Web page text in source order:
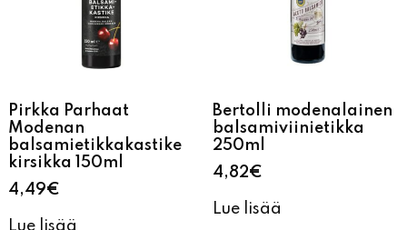
Pirkka Parhaat
Modenan
kirsikka 150ml
4,49€
Lue lisää
Bertolli modenalainen
balsamiviinietikka
4,82€
Lue lisää